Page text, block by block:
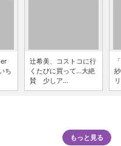
ち
辻希美、コストコに行
くたびに買って...大絶
賛 少しア...
もっと見る